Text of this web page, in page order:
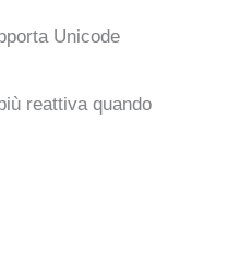
Unicode
reattiva quando